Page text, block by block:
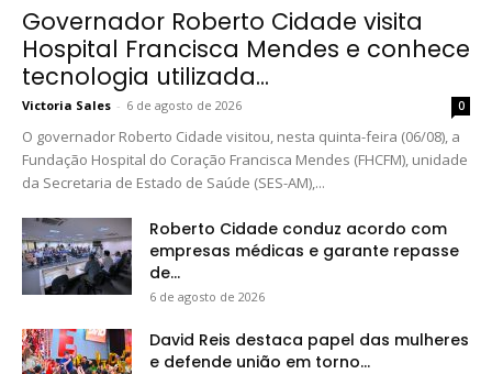
Governador Roberto Cidade visita
Hospital Francisca Mendes e conhece
tecnologia utilizada...
Victoria Sales - 6 de agosto de 2026 0
O governador Roberto Cidade visitou, nesta quinta-feira (06/08), a
Fundação Hospital do Coração Francisca Mendes (FHCFM), unidade
da Secretaria de Estado de Saúde (SES-AM),...
Roberto Cidade conduz acordo com
empresas médicas e garante repasse
de...
6 de agosto de 2026
David Reis destaca papel das mulheres
e defende união em torno...